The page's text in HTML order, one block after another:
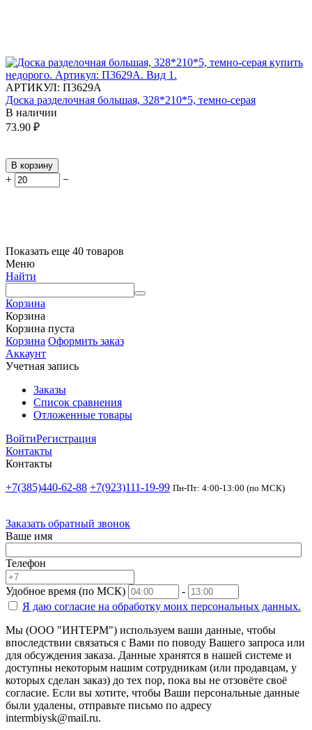
АРТИКУЛ: П3629А
Доска разделочная большая, 328*210*5, темно-серая
В наличии
73.90 ₽
В корзину
+ −
Показать еще 40 товаров
Меню
Найти
Корзина
Корзина
Корзина пуста
Корзина Оформить заказ
Аккаунт
Учетная запись
Заказы
Список сравнения
Отложенные товары
ВойтиРегистрация
Контакты
Контакты
+7(385)440-62-88 +7(923)111-19-99 Пн-Пт: 4:00-13:00 (по МСК)
Заказать обратный звонок
Ваше имя
Телефон
Удобное время (по МСК)
-
Я даю согласие на обработку моих персональных данных.
Мы (ООО "ИНТЕРМ") используем ваши данные, чтобы
впоследствии связаться с Вами по поводу Вашего запроса или
для обсуждения заказа. Данные хранятся в нашей системе и
доступны некоторым нашим сотрудникам (или продавцам, у
которых сделан заказ) до тех пор, пока вы не отзовёте своё
согласие. Если вы хотите, чтобы Ваши персональные данные
были удалены, отправьте письмо по адресу
intermbiysk@mail.ru.